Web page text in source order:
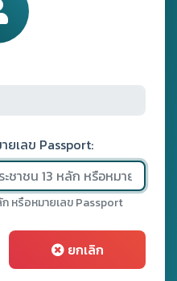
ยเลข Passport:
ก หรือหมายเลข Passport
ยกเลิก